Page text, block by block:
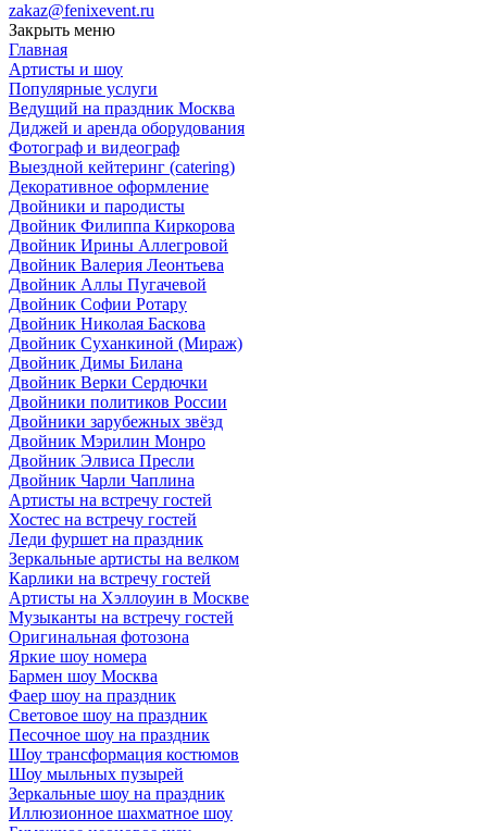
zakaz@fenixevent.ru
Закрыть меню
Главная
Артисты и шоу
Популярные услуги
Ведущий на праздник Москва
Диджей и аренда оборудования
Фотограф и видеограф
Выездной кейтеринг (catering)
Декоративное оформление
Двойники и пародисты
Двойник Филиппа Киркорова
Двойник Ирины Аллегровой
Двойник Валерия Леонтьева
Двойник Аллы Пугачевой
Двойник Софии Ротару
Двойник Николая Баскова
Двойник Суханкиной (Мираж)
Двойник Димы Билана
Двойник Верки Сердючки
Двойники политиков России
Двойники зарубежных звёзд
Двойник Мэрилин Монро
Двойник Элвиса Пресли
Двойник Чарли Чаплина
Артисты на встречу гостей
Хостес на встречу гостей
Леди фуршет на праздник
Зеркальные артисты на велком
Карлики на встречу гостей
Артисты на Хэллоуин в Москве
Музыканты на встречу гостей
Оригинальная фотозона
Яркие шоу номера
Бармен шоу Москва
Фаер шоу на праздник
Световое шоу на праздник
Песочное шоу на праздник
Шоу трансформация костюмов
Шоу мыльных пузырей
Зеркальные шоу на праздник
Иллюзионное шахматное шоу